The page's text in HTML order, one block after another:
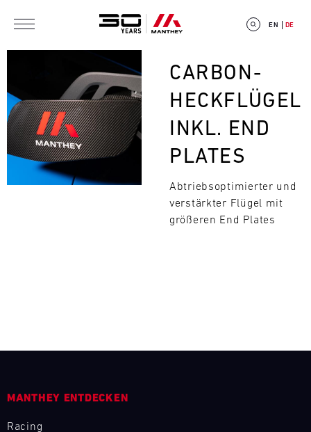
E
V
N
D
EN DE
CARBON-
HECKFLÜGEL
INKL. END
PLATES
Abtriebsoptimierter und
verstärkter Flügel mit
größeren End Plates
MANTHEY ENTDECKEN
Racing